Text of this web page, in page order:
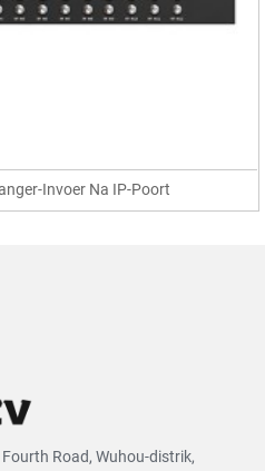
Invoer Na IP-Poort
Road, Wuhou-distrik,